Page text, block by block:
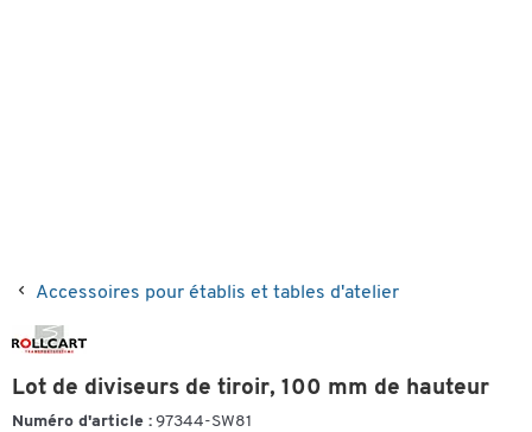
Accessoires pour établis et tables d'atelier
Lot de diviseurs de tiroir, 100 mm de hauteur
Numéro d'article : 97344-SW81